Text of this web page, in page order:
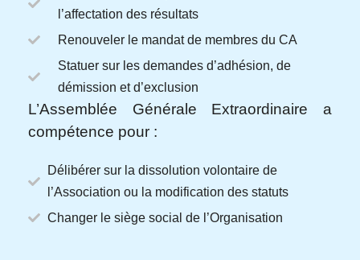
l’affectation des résultats
Renouveler le mandat de membres du CA
Statuer sur les demandes d’adhésion, de
démission et d’exclusion
L’Assemblée Générale Extraordinaire a
compétence pour :
Délibérer sur la dissolution volontaire de
l’Association ou la modification des statuts
Changer le siège social de l’Organisation